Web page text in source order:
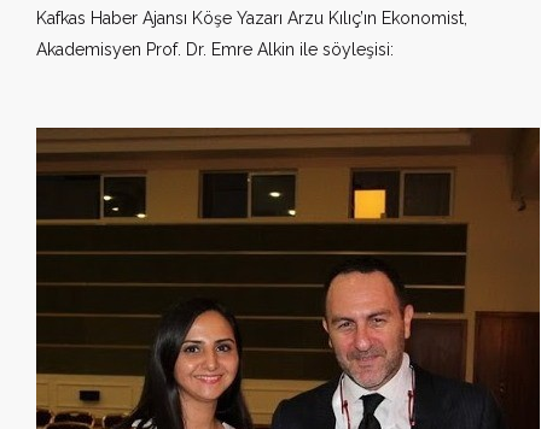
Kafkas Haber Ajansı Köşe Yazarı Arzu Kılıç’ın Ekonomist,
Akademisyen Prof. Dr. Emre Alkin ile söyleşisi: